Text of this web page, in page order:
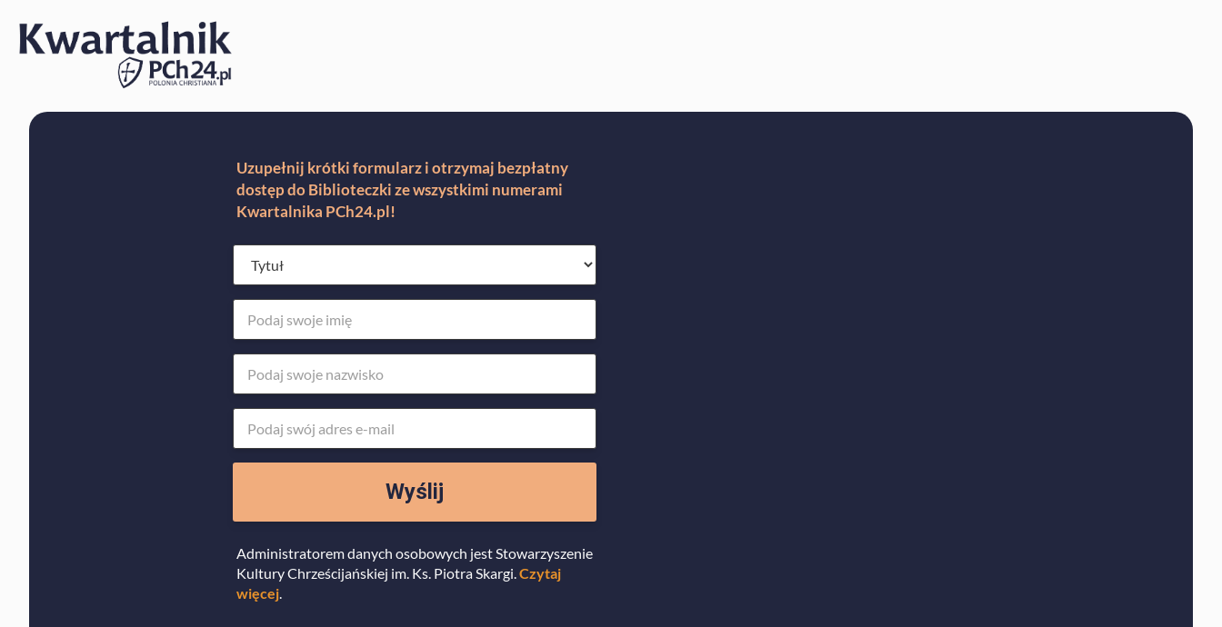
Uzupełnij krótki formularz i otrzymaj bezpłatny
dostęp do Biblioteczki ze wszystkimi numerami
Kwartalnika PCh24.pl!
Wyślij
Administratorem danych osobowych jest Stowarzyszenie
Kultury Chrześcijańskiej im. Ks. Piotra Skargi.Czytaj
więcej.